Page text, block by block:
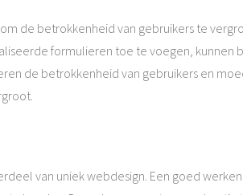
de betrokkenheid van gebruikers te
formulieren toe te voegen, kunnen
de betrokkenheid van gebruikers en
van uniek webdesign. Een goed